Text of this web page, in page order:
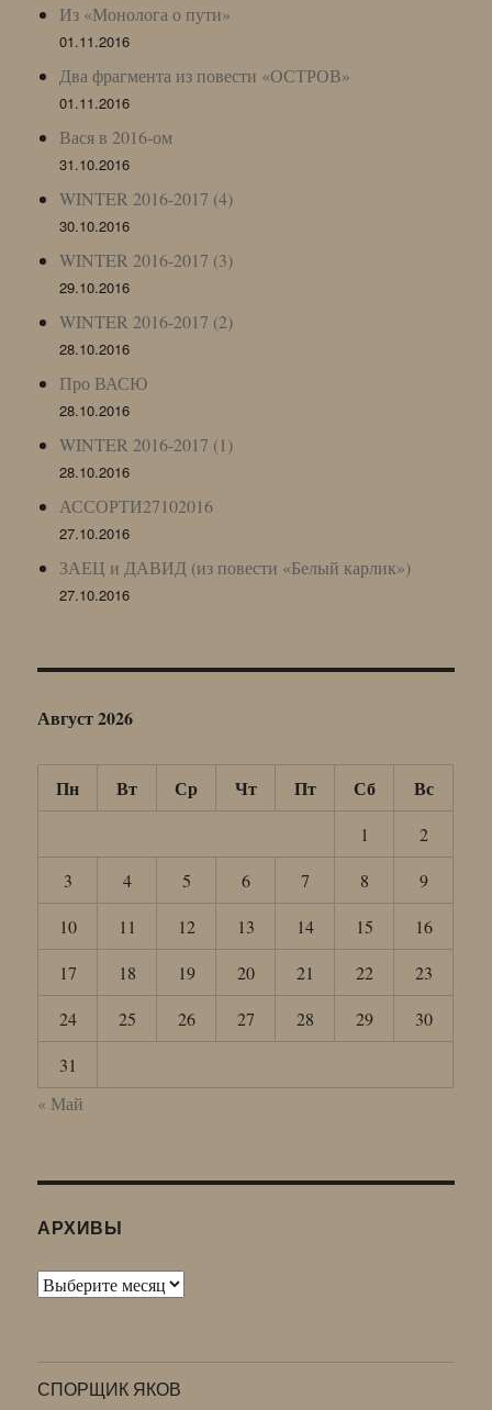
Из «Монолога о пути»
01.11.2016
Два фрагмента из повести «ОСТРОВ»
01.11.2016
Вася в 2016-ом
31.10.2016
WINTER 2016-2017 (4)
30.10.2016
WINTER 2016-2017 (3)
29.10.2016
WINTER 2016-2017 (2)
28.10.2016
Про ВАСЮ
28.10.2016
WINTER 2016-2017 (1)
28.10.2016
АССОРТИ27102016
27.10.2016
ЗАЕЦ и ДАВИД (из повести «Белый карлик»)
27.10.2016
Август 2026
Пн Вт Ср Чт Пт Сб Вс
1
2
3
4 5 6 7 8
9
10
11 12 13 14 15
16
17
18 19 20 21 22
23
24
25 26 27 28 29
30
31
« Май
АРХИВЫ
Архивы
СПОРЩИК ЯКОВ